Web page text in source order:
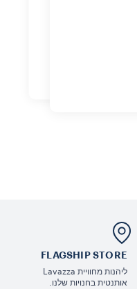
FLAGSHIP STORE
ליהנות מחוויית Lavazza
אותנטית בחנויות שלנו.